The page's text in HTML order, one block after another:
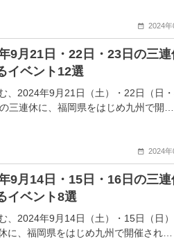
2024年
9月21日・22日・23日の三連
イベント12選
、2024年9月21日（土）・22日（日・
三連休に、福岡県をはじめ九州で開…
2024年
9月14日・15日・16日の三連
イベント8選
、2024年9月14日（土）・15日（日
に、福岡県をはじめ九州で開催され…